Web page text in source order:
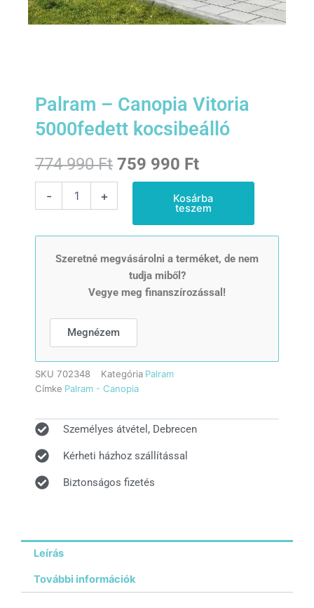
Palram – Canopia Vitoria
5000fedett kocsibeálló
774 990Ft Original
990 Ft.
759 990 FtCurrent
price
is:
-
kocsibeálló
+ Kosárba
teszem
Szeretné megvásárolni a terméket, de nem
tudja miből?
Vegye meg finanszírozással!
Megnézem
SKU 702348 Kategória Palram
Címke Palram - Canopia
Személyes átvétel, Debrecen
Kérheti házhoz szállítással
Biztonságos fizetés
Leírás
További információk